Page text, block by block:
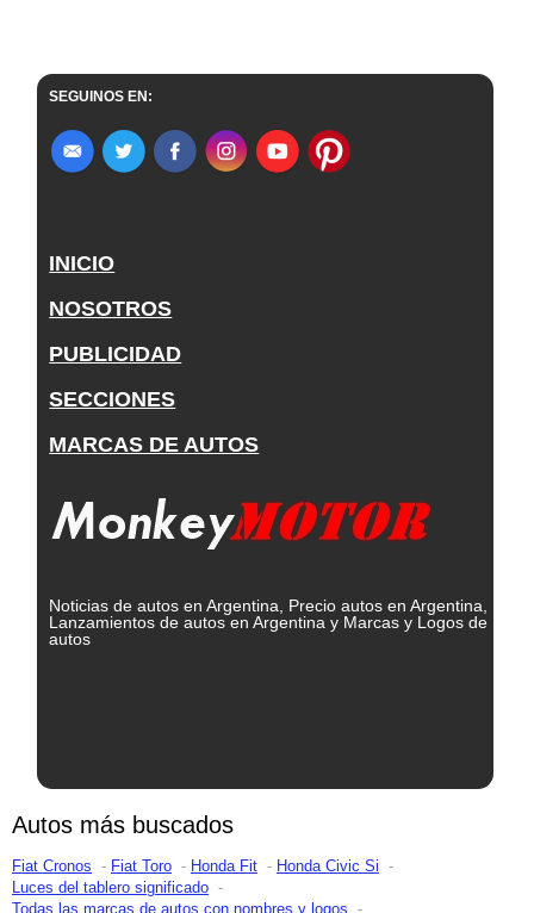
SEGUINOS EN:
INICIO
NOSOTROS
PUBLICIDAD
SECCIONES
MARCAS DE AUTOS
Noticias de autos en Argentina, Precio autos en Argentina,
Lanzamientos de autos en Argentina y Marcas y Logos de
autos
Autos más buscados
Fiat Cronos Fiat Toro Honda Fit
Honda Civic Si
Luces del tablero significado
Todas las marcas de autos con nombres y logos